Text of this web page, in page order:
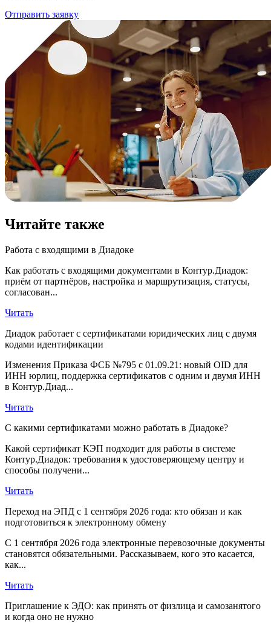
Отправить заявку
Читайте также
Работа с входящими в Диадоке
Как работать с входящими документами в Контур.Диадок:
приём от партнёров, настройка и маршрутизация, статусы,
согласован...
Читать
Диадок работает с сертификатами юридических лиц с двумя
кодами идентификации
Изменения Приказа ФСБ №795 с 01.09.21: новый OID для
ИНН юрлиц, поддержка сертификатов с одним и двумя ИНН
в Контур.Диад...
Читать
С какими сертификатами можно работать в Диадоке?
Какой сертификат КЭП подходит для работы в системе
Контур.Диадок: требования к удостоверяющему центру и
способы получени...
Читать
Переход на ЭПД с 1 сентября 2026 года: кто обязан и как
подготовиться к электронному обмену
С 1 сентября 2026 года электронные перевозочные документы
становятся обязательными. Рассказываем, кого это касается,
как...
Читать
Приглашение к ЭДО: как принять от физлица и самозанятого
и когда оно не нужно